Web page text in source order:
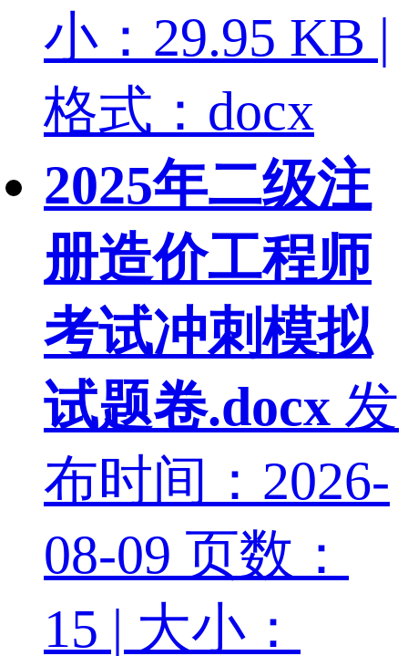
小：29.95 KB |
格式：docx
2025年二级注
册造价工程师
考试冲刺模拟
试题卷.docx 发
布时间：2026-
08-09 页数：
15 | 大小：